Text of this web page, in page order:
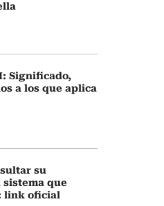
Significado,
a los que aplica
su
que
link oficial